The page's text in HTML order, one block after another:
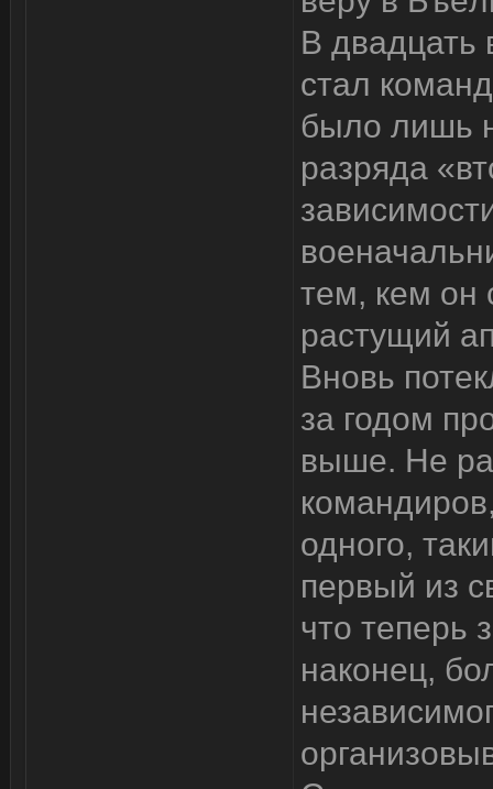
В двадцать
стал
было лишь
разряда
тем, кем он
растущий
Вновь
за годом
выше. Не
одного,
первый из
что теперь
наконец,